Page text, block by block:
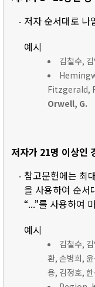
- 저자 순서대로 나
예시
김철수,
Fitzgerald,
Orwell, G.
저자가 21명 이상인
- 참고문헌에는 최
을 사용하여 순서
“...”를 사용하여
예시
김철수,
환, 손병희,
용, 김정호,